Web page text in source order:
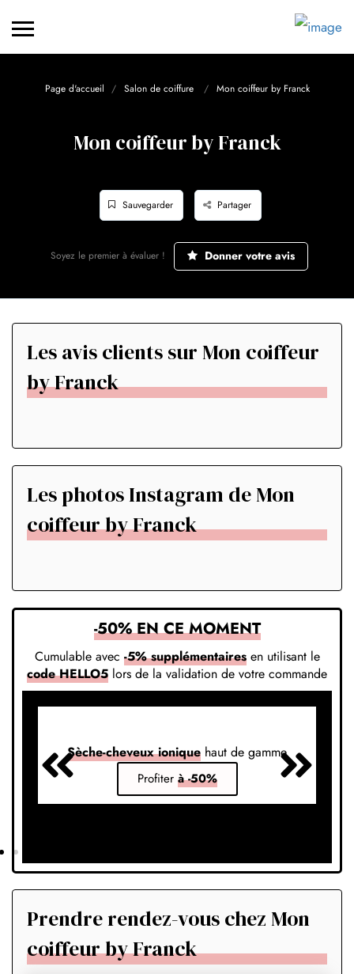
Page d'accueil Salon de coiffure Mon coiffeur by Franck
Mon coiffeur by Franck
Sauvegarder Partager
Soyez le premier à évaluer ! Donner votre avis
Les avis clients sur Mon coiffeur
by Franck
Les photos Instagram de Mon
coiffeur by Franck
-50% EN CE MOMENT
Cumulable avec -5% supplémentairesen utilisant le
code HELLO5 lors de la validation de votre commande
Sèche-cheveux ionique haut de gamme
Profiter à -50%
Prendre rendez-vous chez Mon
coiffeur by Franck